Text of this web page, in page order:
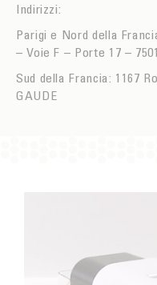
Indirizzi:
Parigi e Nord della
– Voie F – Porte 17 –
Sud della Francia: 1167
GAUDE